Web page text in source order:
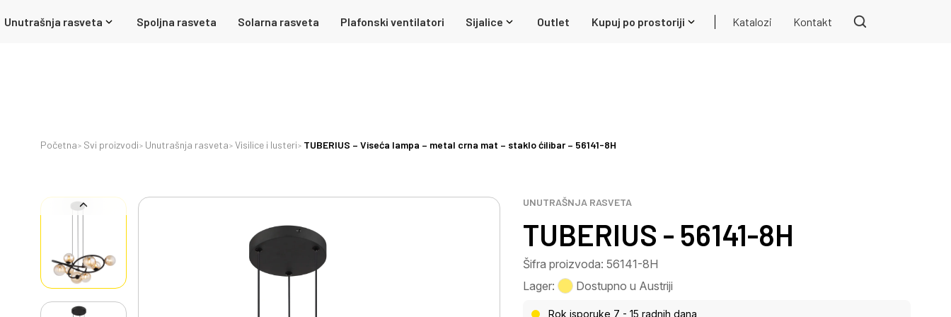
Unutrašnja rasveta Spoljna rasveta Solarna rasveta Plafonski ventilatori Sijalice Outlet Kupuj po prostoriji Katalozi Kontakt
Početna Svi proizvodi Unutrašnja rasveta Visilice i lusteri TUBERIUS – Viseća lampa – metal crna mat – staklo ćilibar – 56141-8H
UNUTRAŠNJA RASVETA
TUBERIUS - 56141-8H
Šifra proizvoda: 56141-8H
Lager:
Dostupno u Austriji
Rok isporuke 7 - 15 radnih dana